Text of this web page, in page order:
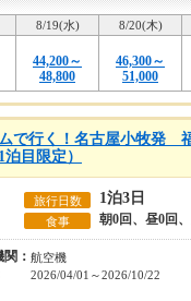
8/19(水) 8/20(木)
44,200～
48,800
46,300～
51,000
で行く！名古屋小牧発
目限定）
旅行日数 1泊3日
食事 朝0回、昼0回
： 航空機
2026/04/01～2026/10/22